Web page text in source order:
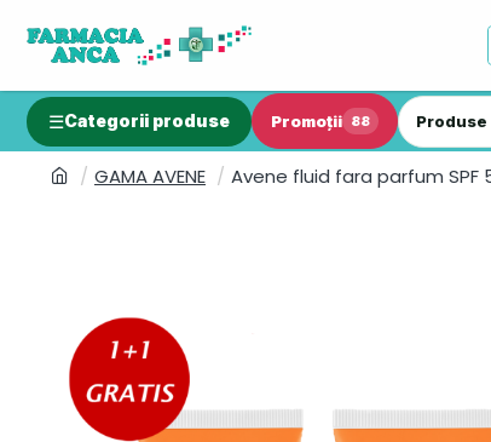
Categorii produse Promoții 88 Produse
GAMA AVENE Avene fluid fara parfum SPF